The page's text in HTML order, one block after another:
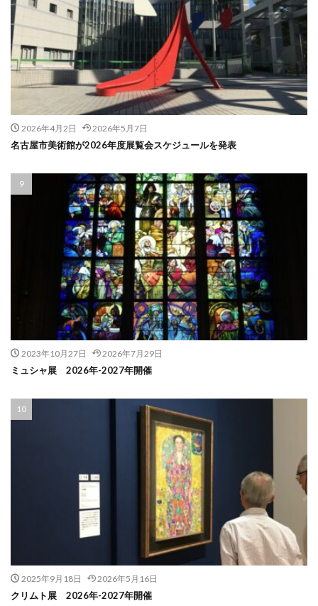
2026年4月2日 2026年5月7日
名古屋市美術館が2026年度展覧会スケジュールを発表
2023年10月27日 2026年7月29日
ミュシャ展 2026年-2027年開催
2025年9月18日 2026年5月16日
クリムト展 2026年-2027年開催